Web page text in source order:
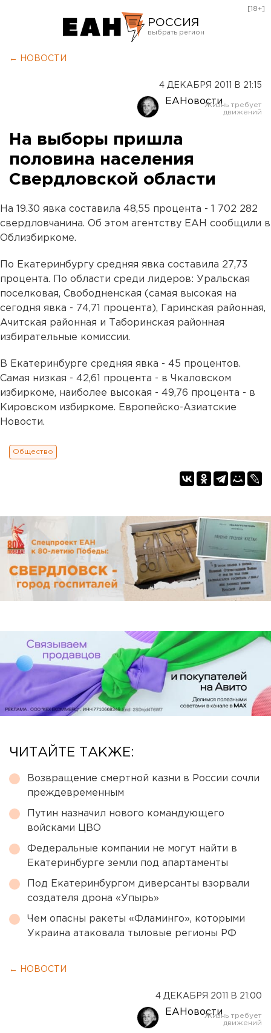
РОССИЯ
Оренбург
[18+]
← НОВОСТИ
4 ДЕКАБРЯ 2011 В 21:15
ЕАНовости
На выборы пришла
половина населения
Свердловской области
На 19.30 явка составила 48,55 процента - 1 702 282
свердловчанина. Об этом агентству ЕАН сообщили в
Облизбиркоме.
По Екатеринбургу средняя явка составила 27,73
процента. По области среди лидеров: Уральская
поселковая, Свободненская (самая высокая на
сегодня явка - 74,71 процента), Гаринская районная,
Ачитская районная и Таборинская районная
избирательные комиссии.
В Екатеринбурге средняя явка - 45 процентов.
Самая низкая - 42,61 процента - в Чкаловском
избиркоме, наиболее высокая - 49,76 процента - в
Кировском избиркоме. Европейско-Азиатские
Новости.
Общество
ЧИТАЙТЕ ТАКЖЕ:
Возвращение смертной казни в России сочли
преждевременным
Путин назначил нового командующего
войсками ЦВО
Федеральные компании не могут найти в
Екатеринбурге земли под апартаменты
Под Екатеринбургом диверсанты взорвали
создателя дрона «Упырь»
Чем опасны ракеты «Фламинго», которыми
Украина атаковала тыловые регионы РФ
← НОВОСТИ
4 ДЕКАБРЯ 2011 В 21:00
ЕАНовости